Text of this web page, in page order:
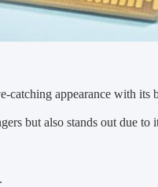
catching appearance with
but also stands out due to